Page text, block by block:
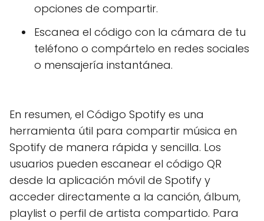
opciones de compartir.
Escanea el código con la cámara de tu
teléfono o compártelo en redes sociales
o mensajería instantánea.
En resumen, el Código Spotify es una
herramienta útil para compartir música en
Spotify de manera rápida y sencilla. Los
usuarios pueden escanear el código QR
desde la aplicación móvil de Spotify y
acceder directamente a la canción, álbum,
playlist o perfil de artista compartido. Para